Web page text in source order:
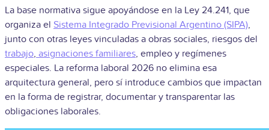
La base normativa sigue apoyándose en la Ley 24.241, que
organiza el Sistema Integrado Previsional Argentino (SIPA),
junto con otras leyes vinculadas a obras sociales, riesgos del
trabajo, asignaciones familiares, empleo y regímenes
especiales. La reforma laboral 2026 no elimina esa
arquitectura general, pero sí introduce cambios que impactan
en la forma de registrar, documentar y transparentar las
obligaciones laborales.